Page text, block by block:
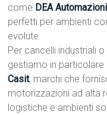
come DEA Automazioni
perfetti per ambienti
evolute.
Per cancelli industriali
gestiamo in
Casit, marchi che
motorizzazioni ad alta
logistiche e ambienti